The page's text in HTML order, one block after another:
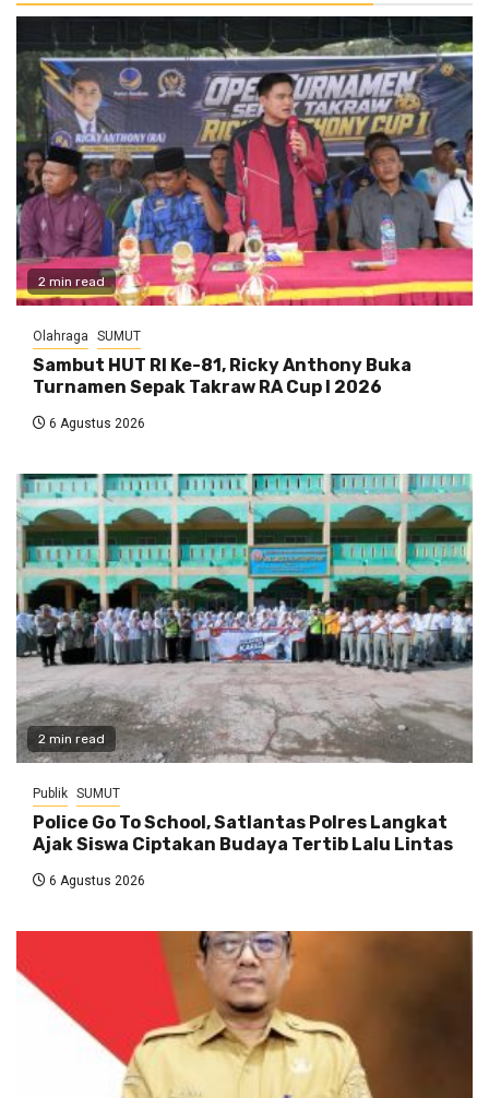
2 min read
Olahraga SUMUT
Sambut HUT RI Ke-81, Ricky Anthony Buka
Turnamen Sepak Takraw RA Cup I 2026
6 Agustus 2026
2 min read
Publik SUMUT
Police Go To School, Satlantas Polres Langkat
Ajak Siswa Ciptakan Budaya Tertib Lalu Lintas
6 Agustus 2026